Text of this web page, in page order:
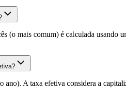
(o mais comum) é calculada
ano). A taxa efetiva considera a